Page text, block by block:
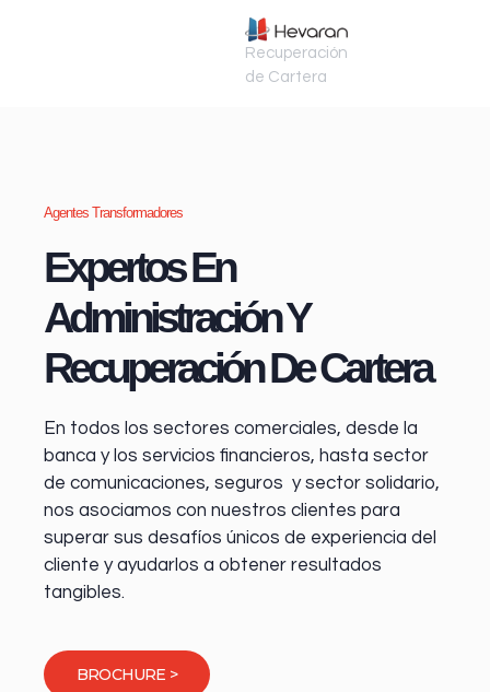
Recuperación
de Cartera
Agentes Transformadores
Expertos En
Administración Y
Recuperación De Cartera
En todos los sectores comerciales, desde la
banca y los servicios financieros, hasta sector
de comunicaciones, seguros y sector solidario,
nos asociamos con nuestros clientes para
superar sus desafíos únicos de experiencia del
cliente y ayudarlos a obtener resultados
tangibles.
BROCHURE >